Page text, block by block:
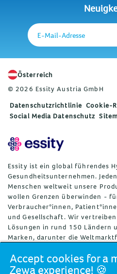
E-Mail-Adresse
Österreich
© 2026 Essity Austria GmbH
Datenschutzrichtlinie Cookie-
Social Media Datenschutz
Essity ist ein global führendes
Gesundheitsunternehmen.
Menschen weltweit unsere
wollen Grenzen überwinden -
Verbraucher*innen,
und Gesellschaft. Wir
Lösungen in rund 150 Ländern
Marken, darunter die
Leukoplast, Libero, Libresse,
Saba, Tempo, TOM Organic,
Accept cookies for a
Zewa experience! 🍪